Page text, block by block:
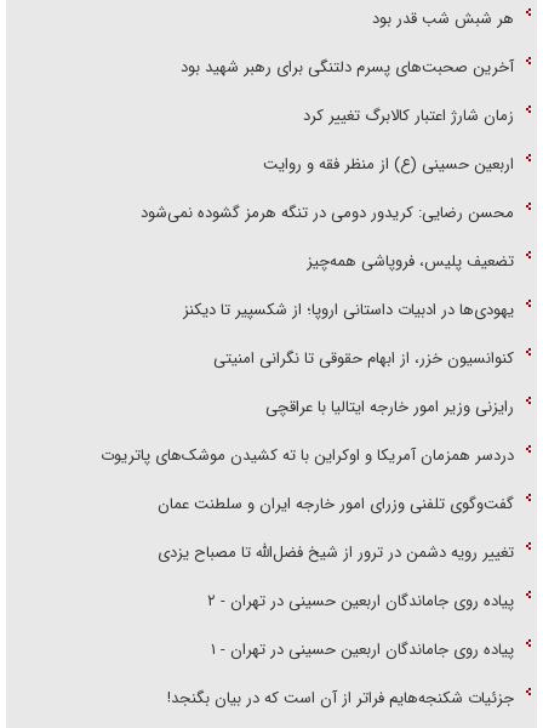
هر شبش شب قدر بود
آخرین صحبت‌های پسرم دلتنگی برای رهبر شهید بود
زمان شارژ اعتبار کالابرگ تغییر کرد
اربعین حسینی (ع) از منظر فقه و روایت
محسن رضایی: کریدور دومی در تنگه هرمز گشوده نمی‌شود
تضعیف پلیس، فروپاشی همه‌چیز
یهودی‌ها در ادبیات داستانی اروپا؛ از شکسپیر تا دیکنز
کنوانسیون خزر، از ابهام حقوقی تا نگرانی امنیتی
رایزنی وزیر امور خارجه ایتالیا با عراقچی
دردسر همزمان آمریکا و اوکراین با ته کشیدن موشک‌های پاتریوت
گفت‌وگوی تلفنی وزرای امور خارجه ایران و سلطنت عمان
تغییر رویه دشمن در ترور از شیخ فضل‌الله تا مصباح یزدی
پیاده روی جاماندگان اربعین حسینی در تهران - ۲
پیاده روی جاماندگان اربعین حسینی در تهران - ۱
جزئیات شکنجه‌هایم فراتر از آن است که در بیان بگنجد!